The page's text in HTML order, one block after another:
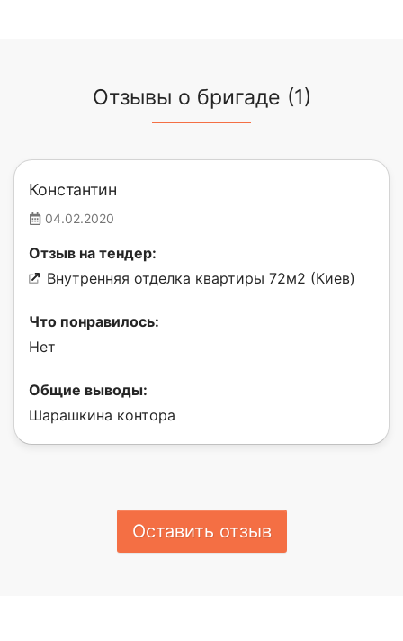
Отзывы о бригаде (1)
Константин
04.02.2020
Отзыв на тендер:
Внутренняя отделка квартиры 72м2 (Киев)
Что понравилось:
Нет
Общие выводы:
Шарашкина контора
Оставить отзыв